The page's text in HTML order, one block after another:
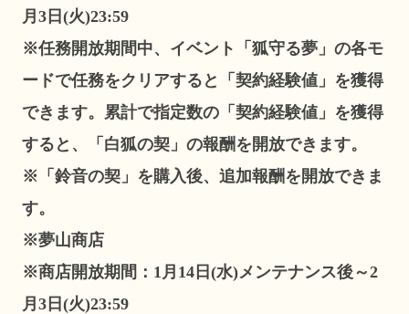
月3日(火)23:59
※任務開放期間中、イベント「狐守る夢」の各モ
ードで任務をクリアすると「契約経験値」を獲得
できます。累計で指定数の「契約経験値」を獲得
すると、「白狐の契」の報酬を開放できます。
※「鈴音の契」を購入後、追加報酬を開放できま
す。
※夢山商店
※商店開放期間：1月14日(水)メンテナンス後～2
月3日(火)23:59